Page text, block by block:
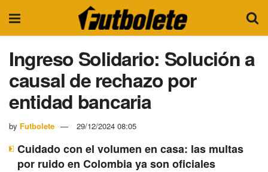
Ingreso Solidario: Solución a
causal de rechazo por
entidad bancaria
by Futbolete 29/12/2024 08:05
Cuidado con el volumen en casa: las multas
por ruido en Colombia ya son oficiales